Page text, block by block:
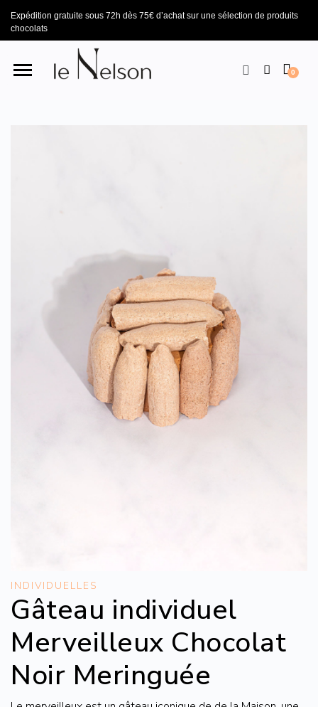
Expédition gratuite sous 72h dès 75€ d’achat sur une sélection de produits
chocolats
INDIVIDUELLES
Gâteau individuel
Merveilleux Chocolat
Noir Meringuée